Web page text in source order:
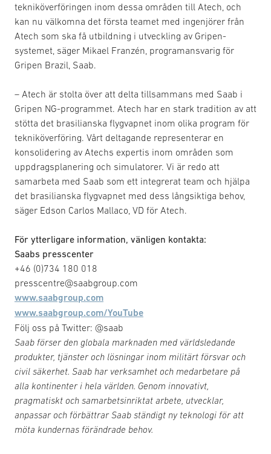
tekniköverföringen inom dessa områden till Atech, och
kan nu välkomna det första teamet med ingenjörer från
Atech som ska få utbildning i utveckling av Gripen-
systemet, säger Mikael Franzén, programansvarig för
Gripen Brazil, Saab.
– Atech är stolta över att delta tillsammans med Saab i
Gripen NG-programmet. Atech har en stark tradition av att
stötta det brasilianska flygvapnet inom olika program för
tekniköverföring. Vårt deltagande representerar en
konsolidering av Atechs expertis inom områden som
uppdragsplanering och simulatorer. Vi är redo att
samarbeta med Saab som ett integrerat team och hjälpa
det brasilianska flygvapnet med dess långsiktiga behov,
säger Edson Carlos Mallaco, VD för Atech.
För ytterligare information, vänligen kontakta:
Saabs presscenter
+46 (0)734 180 018
presscentre@saabgroup.com
www.saabgroup.com
www.saabgroup.com/YouTube
Följ oss på Twitter: @saab
Saab förser den globala marknaden med världsledande
produkter, tjänster och lösningar inom militärt försvar och
civil säkerhet. Saab har verksamhet och medarbetare på
alla kontinenter i hela världen. Genom innovativt,
pragmatiskt och samarbetsinriktat arbete, utvecklar,
anpassar och förbättrar Saab ständigt ny teknologi för att
möta kundernas förändrade behov.